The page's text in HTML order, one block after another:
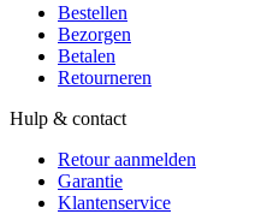
Bestellen
Bezorgen
Betalen
Retourneren
Hulp & contact
Retour aanmelden
Garantie
Klantenservice